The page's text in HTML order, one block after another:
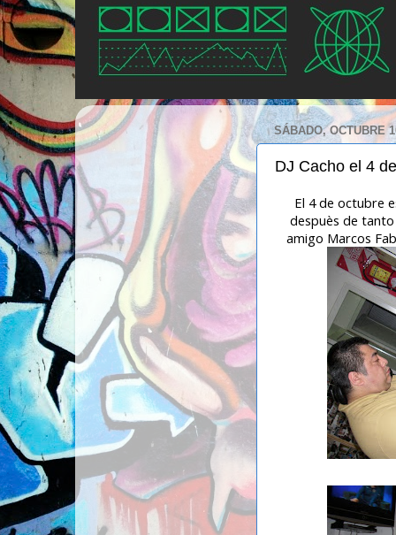
SÁBADO, OCTUBRE
DJ Cacho el 4
El 4 de octubre
despuès de
amigo Marcos